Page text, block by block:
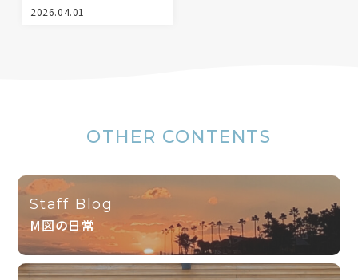
2026.04.01
OTHER CONTENTS
Staff Blog
M図の日常